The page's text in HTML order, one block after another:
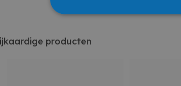
producten